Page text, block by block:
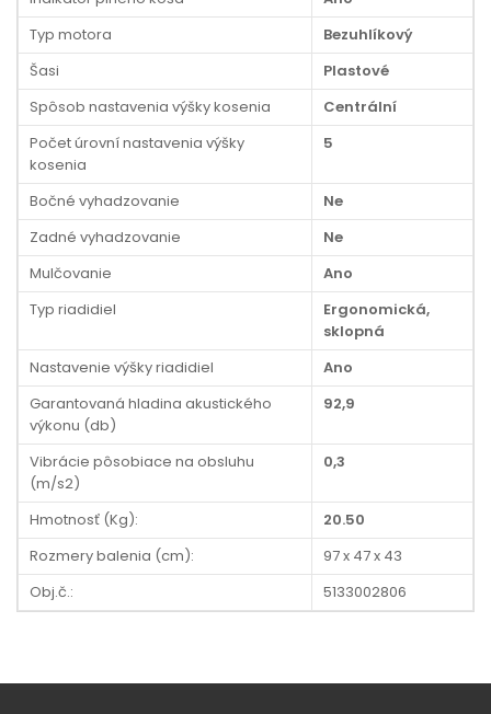
Typ motora
Bezuhlíkový
Šasi
Plastové
Spôsob nastavenia výšky kosenia
Centrální
Počet úrovní nastavenia výšky
kosenia
5
Bočné vyhadzovanie
Ne
Zadné vyhadzovanie
Ne
Mulčovanie
Ano
Typ riadidiel
Ergonomická,
sklopná
Nastavenie výšky riadidiel
Ano
Garantovaná hladina akustického
výkonu (db)
92,9
Vibrácie pôsobiace na obsluhu
(m/s2)
0,3
Hmotnosť (Kg):
20.50
Rozmery balenia (cm):
97 x 47 x 43
Obj.č.:
5133002806